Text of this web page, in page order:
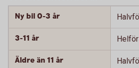
Ny bil 0-3 år
3-11 år
Äldre än 11 år